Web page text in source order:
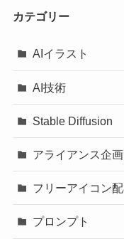
カテゴリー
AIイラスト
AI技術
Stable Diffusion
アライアンス企画
フリーアイコン
プロンプト